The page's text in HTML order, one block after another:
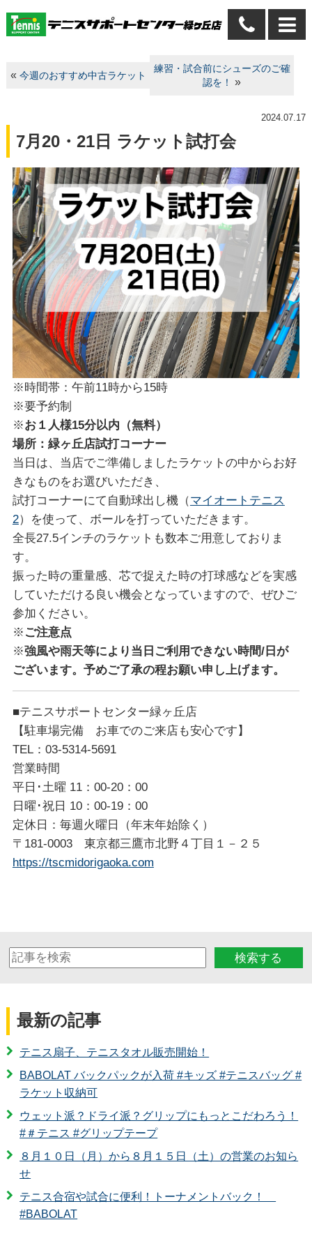
« 今週のおすすめ中古ラケット
練習・試合前にシューズのご確
認を！
»
2024.07.17
7月20・21日 ラケット試打会
※時間帯：午前11時から15時
※要予約制
※お１人様15分以内（無料）
場所：緑ヶ丘店試打コーナー
当日は、当店でご準備しましたラケットの中からお好
きなものをお選びいただき、
試打コーナーにて自動球出し機（マイオートテニス
2）を使って、ボールを打っていただきます。
全長27.5インチのラケットも数本ご用意しておりま
す。
振った時の重量感、芯で捉えた時の打球感などを実感
していただける良い機会となっていますので、ぜひご
参加ください。
※ ご注意点
※強風や雨天等により当日ご利用できない時間/日が
ございます。予めご了承の程お願い申し上げます。
■テニスサポートセンター緑ヶ丘店
【駐車場完備 お車でのご来店も安心です】
TEL：03-5314-5691
営業時間
平日･土曜 11：00-20：00
日曜･祝日 10：00-19：00
定休日：毎週火曜日（年末年始除く）
〒181-0003 東京都三鷹市北野４丁目１－２５
https://tscmidorigaoka.com
検索する
最新の記事
テニス扇子、テニスタオル販売開始！
BABOLAT バックパックが入荷 #キッズ #テニスバッグ #
ラケット収納可
ウェット派？ドライ派？グリップにもっとこだわろう！
#＃テニス #グリップテープ
８月１０日（月）から８月１５日（土）の営業のお知ら
せ
テニス合宿や試合に便利！トーナメントバック！
#BABOLAT